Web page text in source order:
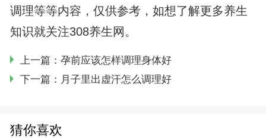
调理等等内容，仅供参考，如想了解更多养生
知识就关注308养生网。
上一篇： 孕前应该怎样调理身体好
下一篇： 月子里出虚汗怎么调理好
猜你喜欢